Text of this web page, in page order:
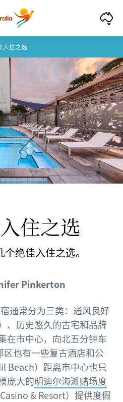
入住之选
住之选
绝佳入住之选。
Pinkerton
通常分为三类：通风良好
、历史悠久的古宅和品牌
在市中心，向北五分钟车
也有一些复古酒店和公
Beach）距离市中心也只
庞大的明迪尔海滩赌场度
& Resort）提供度假